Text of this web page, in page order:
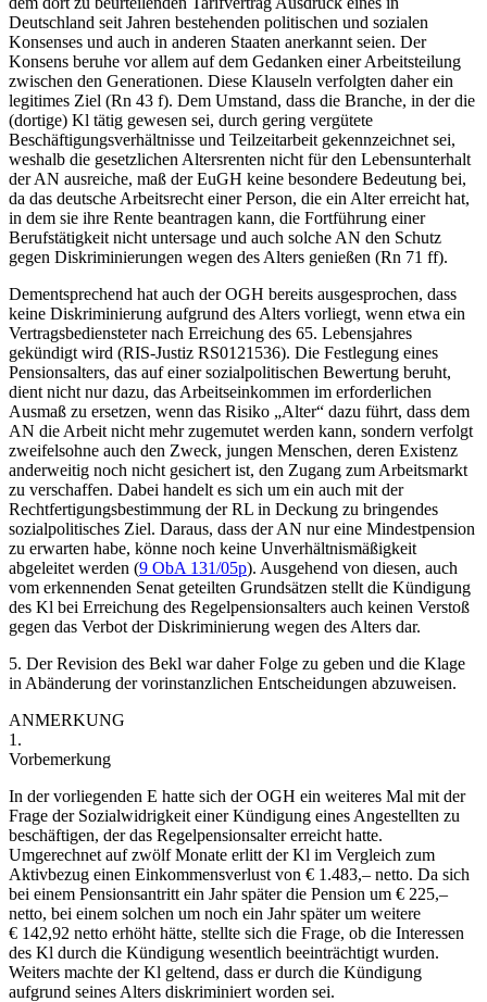
Deutschland seit Jahren bestehenden politischen und sozialen
Konsenses und auch in anderen Staaten anerkannt seien. Der
Konsens beruhe vor allem auf dem Gedanken einer Arbeitsteilung
zwischen den Generationen. Diese Klauseln verfolgten daher ein
legitimes Ziel (Rn 43 f). Dem Umstand, dass die Branche, in der die
(dortige) Kl tätig gewesen sei, durch gering vergütete
Beschäftigungsverhältnisse und Teilzeitarbeit gekennzeichnet sei,
weshalb die gesetzlichen Altersrenten nicht für den Lebensunterhalt
der AN ausreiche, maß der EuGH keine besondere Bedeutung bei,
da das deutsche Arbeitsrecht einer Person, die ein Alter erreicht hat,
in dem sie ihre Rente beantragen kann, die Fortführung einer
Berufstätigkeit nicht untersage und auch solche AN den Schutz
gegen Diskriminierungen wegen des Alters genießen (Rn 71 ff).
Dementsprechend hat auch der OGH bereits ausgesprochen, dass
keine Diskriminierung aufgrund des Alters vorliegt, wenn etwa ein
Vertragsbediensteter nach Erreichung des 65. Lebensjahres
gekündigt wird (RIS-Justiz RS0121536). Die Festlegung eines
Pensionsalters, das auf einer sozialpolitischen Bewertung beruht,
dient nicht nur dazu, das Arbeitseinkommen im erforderlichen
Ausmaß zu ersetzen, wenn das Risiko „Alter“ dazu führt, dass dem
AN die Arbeit nicht mehr zugemutet werden kann, sondern verfolgt
zweifelsohne auch den Zweck, jungen Menschen, deren Existenz
anderweitig noch nicht gesichert ist, den Zugang zum Arbeitsmarkt
zu verschaffen. Dabei handelt es sich um ein auch mit der
Rechtfertigungsbestimmung der RL in Deckung zu bringendes
sozialpolitisches Ziel. Daraus, dass der AN nur eine Mindestpension
zu erwarten habe, könne noch keine Unverhältnismäßigkeit
abgeleitet werden (9 ObA 131/05p). Ausgehend von diesen, auch
vom erkennenden Senat geteilten Grundsätzen stellt die Kündigung
des Kl bei Erreichung des Regelpensionsalters auch keinen Verstoß
gegen das Verbot der Diskriminierung wegen des Alters dar.
5. Der Revision des Bekl war daher Folge zu geben und die Klage
in Abänderung der vorinstanzlichen Entscheidungen abzuweisen.
ANMERKUNG
1.
Vorbemerkung
In der vorliegenden E hatte sich der OGH ein weiteres Mal mit der
Frage der Sozialwidrigkeit einer Kündigung eines Angestellten zu
beschäftigen, der das Regelpensionsalter erreicht hatte.
Umgerechnet auf zwölf Monate erlitt der Kl im Vergleich zum
Aktivbezug einen Einkommensverlust von € 1.483,– netto. Da sich
bei einem Pensionsantritt ein Jahr später die Pension um € 225,–
netto, bei einem solchen um noch ein Jahr später um weitere
€ 142,92 netto erhöht hätte, stellte sich die Frage, ob die Interessen
des Kl durch die Kündigung wesentlich beeinträchtigt wurden.
Weiters machte der Kl geltend, dass er durch die Kündigung
aufgrund seines Alters diskriminiert worden sei.